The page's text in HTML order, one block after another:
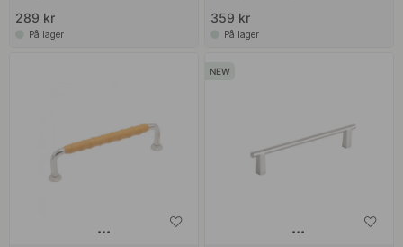
289 kr
På lager
359 kr
På lager